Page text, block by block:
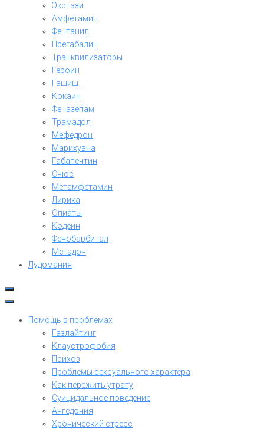
Экстази
Амфетамин
Фентанил
Прегабалин
Транквилизаторы
Героин
Гашиш
Кокаин
Феназепам
Трамадол
Мефедрон
Марихуана
Габапентин
Снюс
Метамфетамин
Лирика
Опиаты
Кодеин
Фенобарбитал
Метадон
Лудомания
Помощь в проблемах
Газлайтинг
Клаустрофобия
Психоз
Проблемы сексуального характера
Как пережить утрату
Суицидальное поведение
Ангедония
Хронический стресс